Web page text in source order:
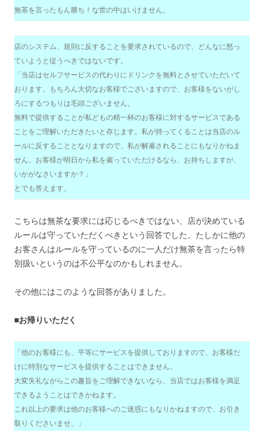
無茶を言ったもん勝ち！な世の中はいけません。
店のシステム、規則に反することを要求されているので、どんなに怒っ
ていようと従うべきではないです。
「当店はセルフサービスの代わりにドリンクを無料とさせていただいて
おります。もちろん大切なお客様でございますので、お客様をないがし
ろにするつもりは毛頭ございません。
無料で提供することが私どもの精一杯のお客様に対するサービスである
ことをご理解いただきたいと存じます。私が持ってくることは当店のル
ールに反することとなりますので、私が解雇されることにもなりかねま
せん。お客様が明日から私を雇っていただけるなら、お持ちしますが、
いかがなさいますか？」
とでも答えます。
こちらは無茶な要求には応じるべきではない、店が決めている
ルールは守っていただくべきという回答でした。たしかに他の
お客さんはルールを守っているのに一人だけ無茶を言ったら特
別扱いというのは不公平なのかもしれません。
その他にはこのような回答がありました。
■お帰りいただく
「他のお客様にも、平等にサービスを提供しておりますので、お客様だ
けに特別なサービスを提供することはできません。
大変失礼ながらこの趣旨をご理解できないなら、当店ではお客様を満足
できるようことはできかねます。
これ以上の要求は他のお客様へのご迷惑にもなりかねますので、お引き
取りくださいませ。」